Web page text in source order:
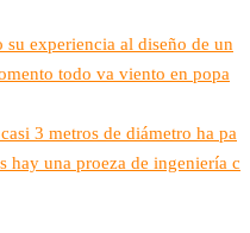
experiencia al diseño de un
todo va viento en popa
3 metros de diámetro ha pa
hay una proeza de ingeniería c